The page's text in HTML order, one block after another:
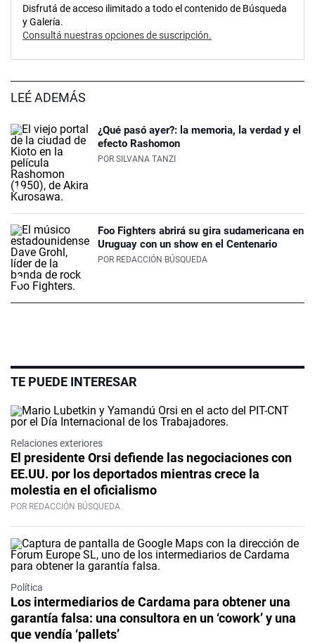
Disfrutá de acceso ilimitado a todo el contenido de Búsqueda
y Galería.
Consultá nuestras opciones de suscripción.
LEÉ ADEMÁS
¿Qué pasó ayer?: la memoria, la verdad y el
efecto Rashomon
POR SILVANA TANZI
Foo Fighters abrirá su gira sudamericana en
Uruguay con un show en el Centenario
POR REDACCIÓN BÚSQUEDA
TE PUEDE INTERESAR
Relaciones exteriores
El presidente Orsi defiende las negociaciones con
EE.UU. por los deportados mientras crece la
molestia en el oficialismo
POR REDACCIÓN BÚSQUEDA
Política
Los intermediarios de Cardama para obtener una
garantía falsa: una consultora en un ‘cowork’ y una
que vendía ‘pallets’